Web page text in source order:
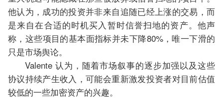
他认为，成功的投资并非来自追随已经上涨的交易，而
是来自在合适的时机买入暂时信誉扫地的资产。他声
称，这些项目的基本面指标并未下降80%，唯一下滑的
只是市场舆论。
Valente 认为，随着市场叙事的逐步加强以及这些
协议持续产生收入，可能会重新激发投资者对目前估值
较低的一些加密资产的兴趣。